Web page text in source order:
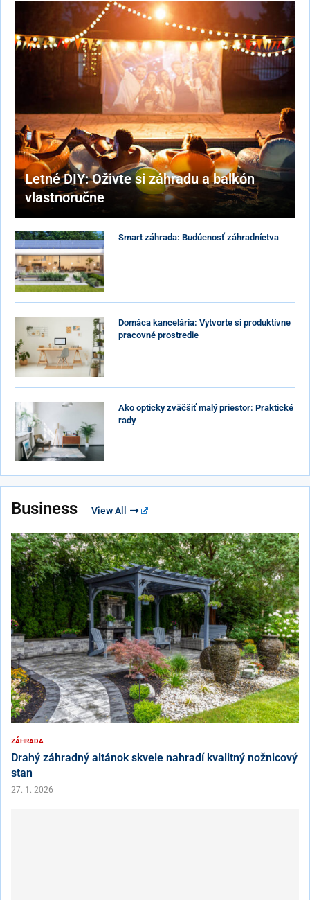
Letné DIY: Oživte si záhradu a balkón
vlastnoručne
Smart záhrada: Budúcnosť záhradníctva
Domáca kancelária: Vytvorte si produktívne
pracovné prostredie
Ako opticky zväčšiť malý priestor: Praktické
rady
Business View All
ZÁHRADA
Drahý záhradný altánok skvele nahradí kvalitný nožnicový
stan
27. 1. 2026